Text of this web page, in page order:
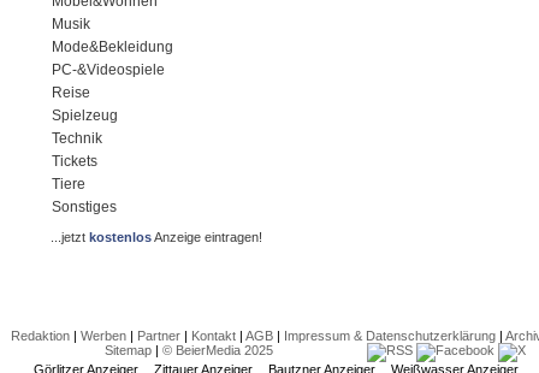
Musik
Mode&Bekleidung
PC-&Videospiele
Reise
Spielzeug
Technik
Tickets
Tiere
Sonstiges
...jetztkostenlosAnzeige eintragen!
Redaktion| Werben| Partner| Kontakt| AGB| Impressum & Datenschutzerklärung|
Sitemap| © BeierMedia 2025
Görlitzer Anzeiger
Zittauer Anzeiger Bautzner Anzeiger Weißwasser Anzeiger